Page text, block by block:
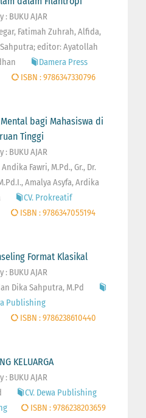
: BUKU AJAR
Fatimah Zuhrah, Alfida,
editor: Ayatollah
Damera Press
ISBN : 9786347330796
bagi Mahasiswa di
Tinggi
: BUKU AJAR
Fawri, M.Pd., Gr., Dr.
Amalya Asyfa, Ardika
CV. Prokreatif
ISBN : 9786347055194
Format Klasikal
: BUKU AJAR
Dika Sahputra, M.Pd
Publishing
ISBN : 9786238610440
KELUARGA
: BUKU AJAR
CV. Dewa Publishing
ISBN : 9786238203659